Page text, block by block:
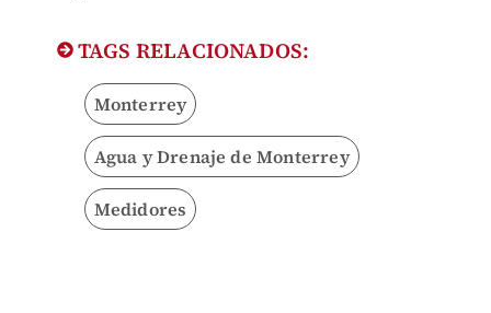
TAGS RELACIONADOS:
Monterrey
Agua y Drenaje de Monterrey
Medidores